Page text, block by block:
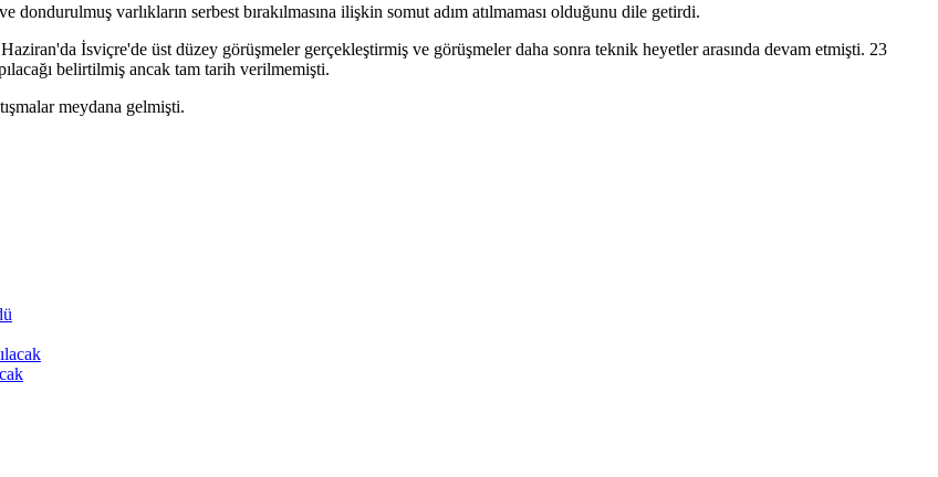
varlıkların serbest bırakılmasına ilişkin somut adım atılmaması olduğunu dile getirdi.
İsviçre'de üst düzey görüşmeler gerçekleştirmiş ve görüşmeler daha sonra teknik heyetler arasında devam etmişti. 23
belirtilmiş ancak tam tarih verilmemişti.
meydana gelmişti.